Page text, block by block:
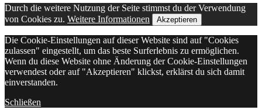
Durch die weitere Nutzung der Seite stimmst du der Verwendung
von Cookies zu. Weitere Informationen Akzeptieren
Die Cookie-Einstellungen auf dieser Website sind auf "Cookies
zulassen" eingestellt, um das beste Surferlebnis zu ermöglichen.
Wenn du diese Website ohne Änderung der Cookie-Einstellungen
verwendest oder auf "Akzeptieren" klickst, erklärst du sich damit
einverstanden.
Schließen